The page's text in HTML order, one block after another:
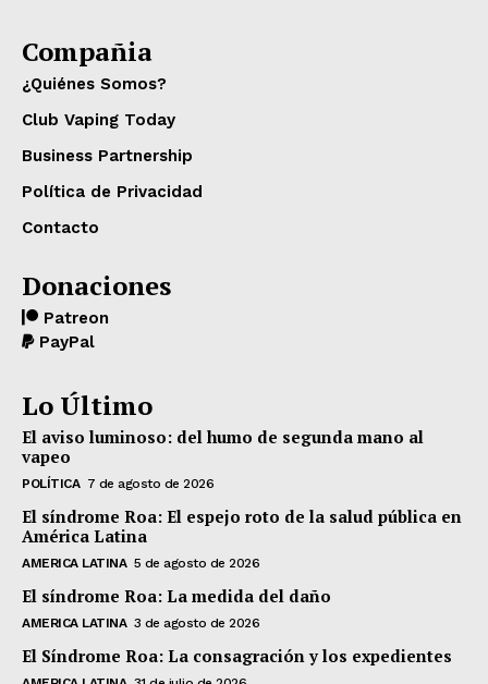
Compañia
¿Quiénes Somos?
Club Vaping Today
Business Partnership
Política de Privacidad
Contacto
Donaciones
Patreon
PayPal
Lo Último
El aviso luminoso: del humo de segunda mano al
vapeo
POLÍTICA 7 de agosto de 2026
El síndrome Roa: El espejo roto de la salud pública en
América Latina
AMERICA LATINA 5 de agosto de 2026
El síndrome Roa: La medida del daño
AMERICA LATINA 3 de agosto de 2026
El Síndrome Roa: La consagración y los expedientes